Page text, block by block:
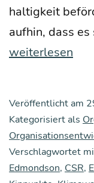
hal­tig­keit
auf­hin, dass
weiterlesen
Veröffentlicht am
Kategorisiert als
Verschlagwortet
Edmondson, CSR,